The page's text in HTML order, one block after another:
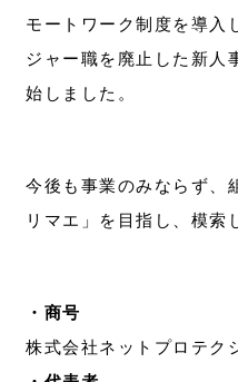
モートワーク制度を導入
ジャー職を廃止した新人
始しました。
今後も事業のみならず、
リマエ」を目指し、模索
・商号
株式会社ネットプロテク